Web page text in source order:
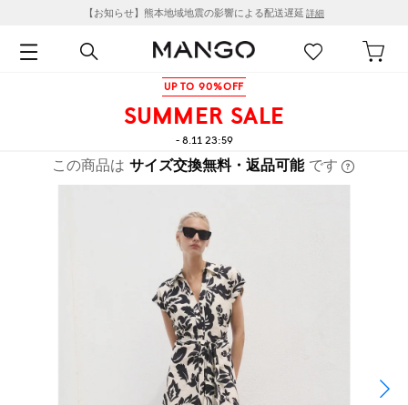
【お知らせ】熊本地域地震の影響による配送遅延 詳細
UP TO 90%OFF
SUMMER SALE
- 8.11 23:59
この商品は サイズ交換無料・返品可能 です